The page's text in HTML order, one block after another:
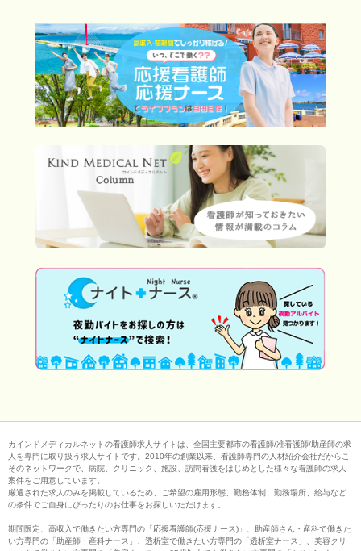
カインドメディカルネットの看護師求人サイトは、全国主要都市の看護師/准看護師/助産師の求
人を専門に取り扱う求人サイトです。2010年の創業以来、看護師専門の人材紹介会社だからこ
そのネットワークで、病院、クリニック、施設、訪問看護をはじめとした様々な看護師の求人
案件をご用意しています。
厳選された求人のみを掲載しているため、ご希望の雇用形態、勤務体制、勤務場所、給与など
の条件でご自身にぴったりのお仕事をお探しいただけます。
期間限定、高収入で働きたい方専門の「応援看護師(応援ナース)」、助産師さん・産科で働きた
い方専門の「助産師・産科ナース」、透析室で働きたい方専門の「透析室ナース」、美容クリ